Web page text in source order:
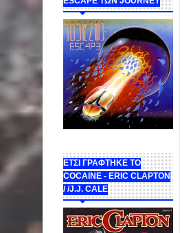
ΕΤΣΙ ΓΡΑΦΤΗΚΕ ΤΟ
COCAINE - ERIC CLAPTON
/ /J.J. CALE